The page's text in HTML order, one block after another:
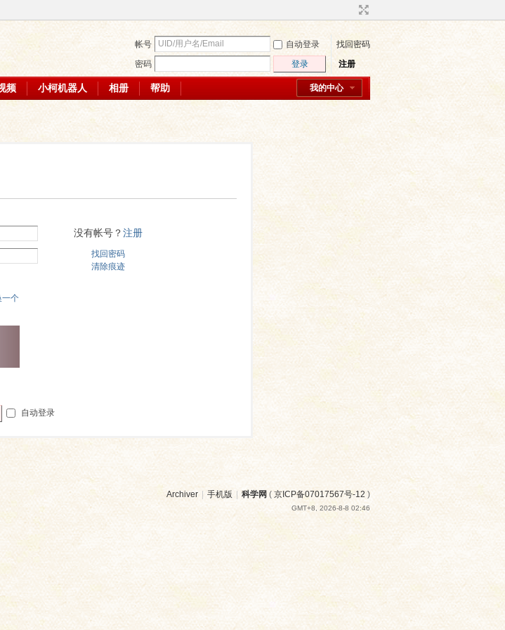
帐号 自动登录
找回密码
密码
登录 注册
我的中心
频 小柯机器人 相册 帮助
一个
没有帐号？注册
找回密码
清除痕迹
自动登录
Archiver | 手机版 | 科学网 ( 京ICP备07017567号-12 )
GMT+8, 2026-8-8 02:46